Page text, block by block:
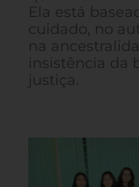
Ela está
cuidado, no
na
insistência da
justiça.